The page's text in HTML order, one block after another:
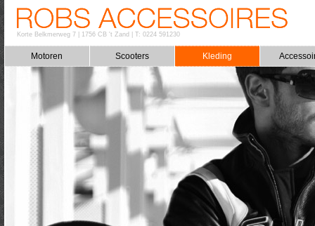
Korte Belkmerweg 7| 1756 CB 't Zand T: 0224 591230
Motoren Scooters Kleding